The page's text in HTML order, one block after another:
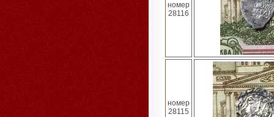
номер
28116
номер
28115